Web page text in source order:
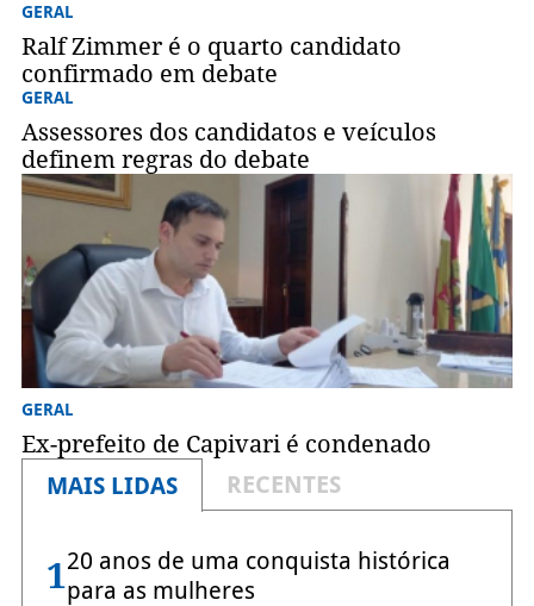
GERAL
Ralf Zimmer é o quarto candidato
confirmado em debate
GERAL
Assessores dos candidatos e veículos
definem regras do debate
GERAL
Ex-prefeito de Capivari é condenado
MAIS LIDAS
RECENTES
120 anos de uma conquista histórica
para as mulheres